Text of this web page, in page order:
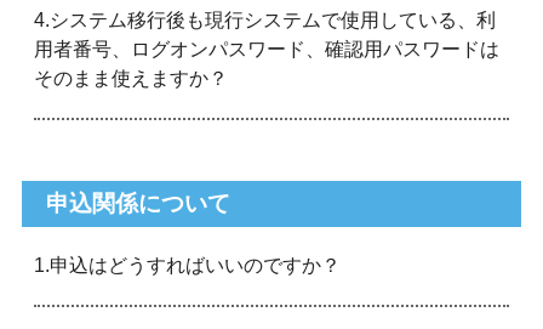
4.システム移行後も現行システムで使用している、利
用者番号、ログオンパスワード、確認用パスワードは
そのまま使えますか？
申込関係について
1.申込はどうすればいいのですか？